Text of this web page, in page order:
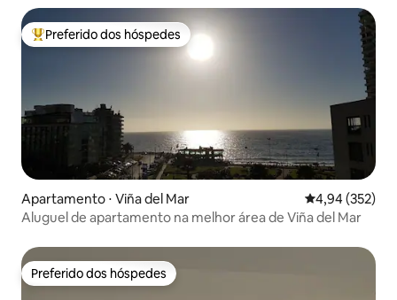
Entre os melhores preferidos dos hóspedes
Preferido dos hóspedes
Apartamento ⋅ Viña del Mar 4,94 de uma
4,94 (352)
Aluguel de apartamento na melhor área de Viña del Mar
Preferido dos hóspedes
Preferido dos hóspedes